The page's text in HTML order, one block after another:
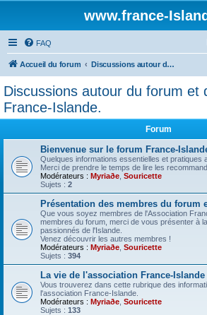
www.france-
FAQ
Accueil du forum Discussions autour du forum et de l'association France-Islande.
Discussions autour du forum et
France-Islande.
Forum
Bienvenue sur le forum France-
Quelques informations essentielles et pratiques
Merci de prendre le temps de lire les
Modérateurs : Myriaðe Souricette
Sujets : 2
Présentation des membres du forum
Que vous soyez membres de l'Association
membres du forum, merci de vous présenter à
passionnés de l'Islande.
Venez découvrir les autres membres !
Modérateurs : Myriaðe Souricette
Sujets : 394
La vie de l'association France-Islande
Vous trouverez dans cette rubrique des
l'association France-Islande.
Modérateurs : Myriaðe Souricette
Sujets : 133